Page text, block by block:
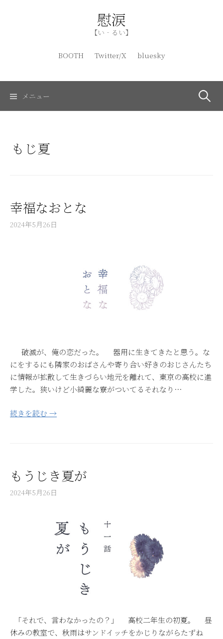
ス
慰涙
【い‐るい】
BOOTH Twitter/X bluesky
メニュー 検
幸福なおとな
2024年5月26日
破滅が、俺の恋だった。 器用に生きてきたと思う。な
にをするにも隣家のおばさんや寄り合い好きのおじさんたち
に情報が拡散して生きづらい地元を離れて、東京の高校に進
学した。狭いけど小綺麗な寮がついてるそれなり…
続きを読む →
もうじき夏が
2024年5月26日
「それで、言わなかったの？」 高校二年生の初夏。 昼
休みの教室で、秋雨はサンドイッチをかじりながらたずね